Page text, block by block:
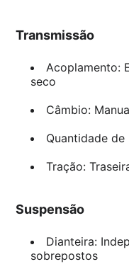
Transmissão
Acoplamento:
seco
Câmbio:
Quantidade de
Tração:
Suspensão
Dianteira:
sobrepostos